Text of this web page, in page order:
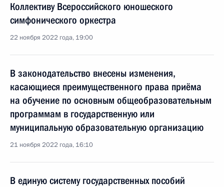
Коллективу Всероссийского юношеского
симфонического оркестра
22 ноября 2022 года, 19:00
В законодательство внесены изменения,
касающиеся преимущественного права приёма
на обучение по основным общеобразовательным
программам в государственную или
муниципальную образовательную организацию
21 ноября 2022 года, 16:10
В единую систему государственных пособий